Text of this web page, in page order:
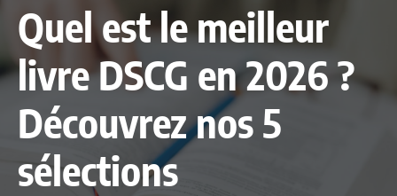
Quel est le meilleur
livre DSCG en 2026 ?
Découvrez nos 5
sélections